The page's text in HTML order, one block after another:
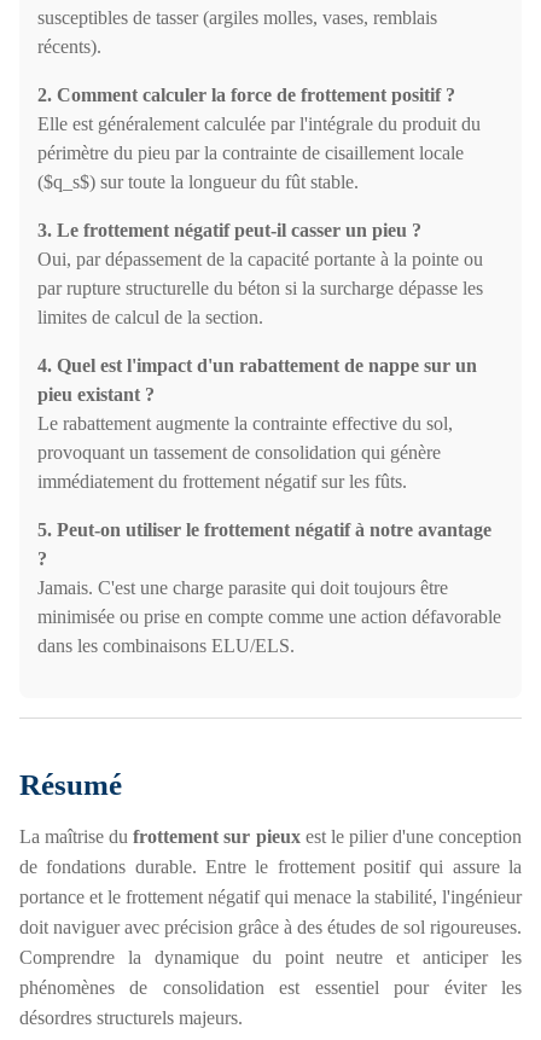
susceptibles de tasser (argiles molles, vases, remblais
récents).
2. Comment calculer la force de frottement positif ?
Elle est généralement calculée par l'intégrale du produit du
périmètre du pieu par la contrainte de cisaillement locale
($q_s$) sur toute la longueur du fût stable.
3. Le frottement négatif peut-il casser un pieu ?
Oui, par dépassement de la capacité portante à la pointe ou
par rupture structurelle du béton si la surcharge dépasse les
limites de calcul de la section.
4. Quel est l'impact d'un rabattement de nappe sur un
pieu existant ?
Le rabattement augmente la contrainte effective du sol,
provoquant un tassement de consolidation qui génère
immédiatement du frottement négatif sur les fûts.
5. Peut-on utiliser le frottement négatif à notre avantage
?
Jamais. C'est une charge parasite qui doit toujours être
minimisée ou prise en compte comme une action défavorable
dans les combinaisons ELU/ELS.
Résumé
La maîtrise dufrottement sur pieuxest le pilier d'une conception
de fondations durable. Entre le frottement positif qui assure la
portance et le frottement négatif qui menace la stabilité, l'ingénieur
doit naviguer avec précision grâce à des études de sol rigoureuses.
Comprendre la dynamique du point neutre et anticiper les
phénomènes de consolidation est essentiel pour éviter les
désordres structurels majeurs.